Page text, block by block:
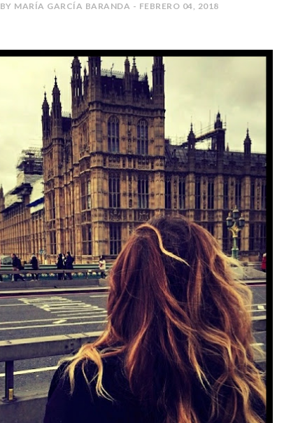
BY MARÍA GARCÍA BARANDA - FEBRERO 04, 2018